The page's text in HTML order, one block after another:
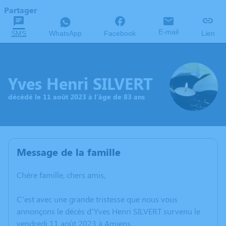
Partager
SMS WhatsApp Facebook E-mail Lien
Yves Henri SILVERT
décédé le 11 août 2023 à l'âge de 83 ans
Message de la famille
Chère famille, chers amis,
C’est avec une grande tristesse que nous vous
annonçons le décès d’Yves Henri SILVERT survenu le
vendredi 11 août 2023 à Amiens.